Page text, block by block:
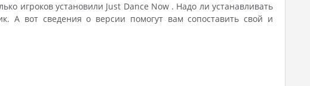
игроков установили Just Dance Now . Надо ли устанавливать
А вот сведения о версии помогут вам сопоставить свой и